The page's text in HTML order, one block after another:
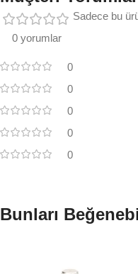
0 yorumlar
0
0
0
0
0
Sadece bu
Bunları